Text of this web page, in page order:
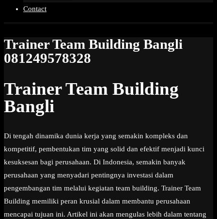
Contact
Trainer Team Building Bangli
081249578328
Trainer Team Building
Bangli
Di tengah dinamika dunia kerja yang semakin kompleks dan
kompetitif, pembentukan tim yang solid dan efektif menjadi kunci
kesuksesan bagi perusahaan. Di Indonesia, semakin banyak
perusahaan yang menyadari pentingnya investasi dalam
pengembangan tim melalui kegiatan team building. Trainer Team
Building memiliki peran krusial dalam membantu perusahaan
mencapai tujuan ini. Artikel ini akan mengulas lebih dalam tentang